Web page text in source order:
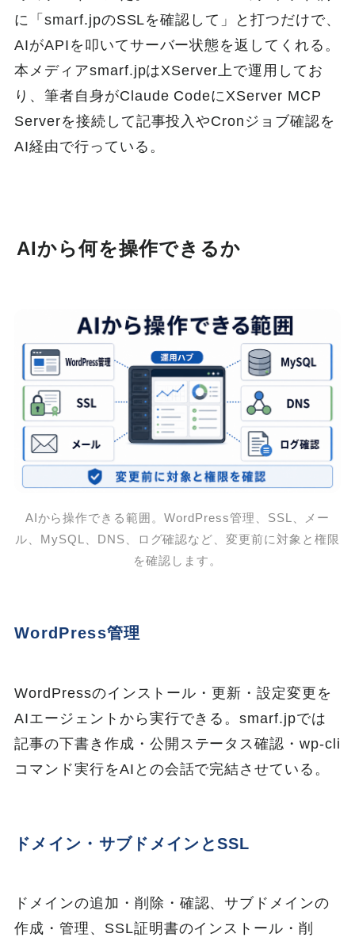
に「smarf.jpのSSLを確認して」と打つだけで、
AIがAPIを叩いてサーバー状態を返してくれる。
本メディアsmarf.jpはXServer上で運用してお
り、筆者自身がClaude CodeにXServer MCP
Serverを接続して記事投入やCronジョブ確認を
AI経由で行っている。
AIから何を操作できるか
AIから操作できる範囲。WordPress管理、SSL、メー
ル、MySQL、DNS、ログ確認など、変更前に対象と権限
を確認します。
WordPress管理
WordPressのインストール・更新・設定変更を
AIエージェントから実行できる。smarf.jpでは
記事の下書き作成・公開ステータス確認・wp-cli
コマンド実行をAIとの会話で完結させている。
ドメイン・サブドメインとSSL
ドメインの追加・削除・確認、サブドメインの
作成・管理、SSL証明書のインストール・削